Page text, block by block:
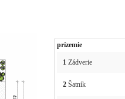
prízemie
1Zádverie
2Šatník